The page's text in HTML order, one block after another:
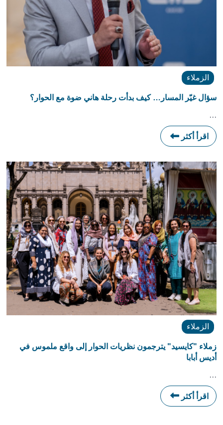
الزملاء
سؤال غيّر المسار… كيف بدأت رحلة هاني ضوة مع الحوار؟
…
اقرأ أكثر
الزملاء
زملاء "كايسيد" يترجمون نظريات الحوار إلى واقع ملموس في
أديس أبابا
…
اقرأ أكثر